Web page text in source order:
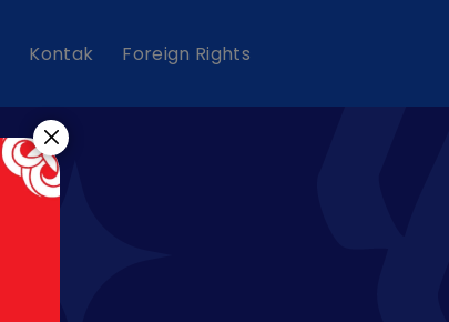
Kontak Foreign Rights